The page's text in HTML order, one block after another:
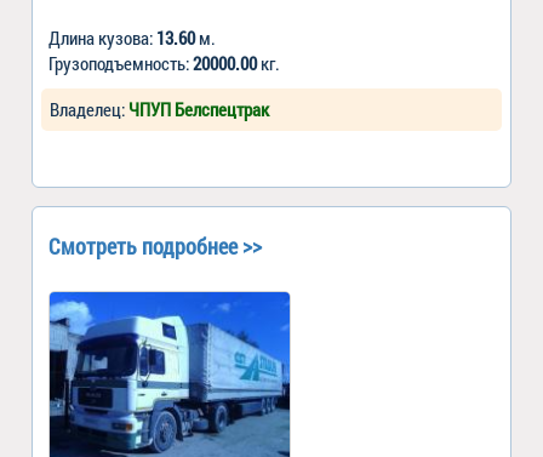
Длина кузова: 13.60м.
Грузоподъемность:20000.00кг.
Владелец: ЧПУП Белспецтрак
Смотреть подробнее >>